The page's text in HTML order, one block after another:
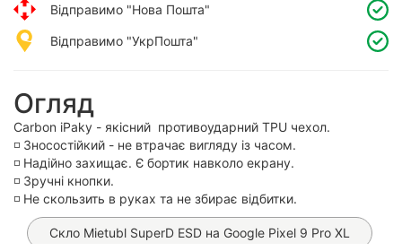
Відправимо "Нова Пошта"
Відправимо "УкрПошта"
Огляд
Carbon iPaky - якісний противоударний TPU чехол.
◽️ Зносостійкий - не втрачає вигляду із часом.
◽️ Надійно захищає. Є бортик навколо екрану.
◽️ Зручні кнопки.
◽️ Не скользить в руках та не збирає відбитки.
Скло Mietubl SuperD ESD на Google Pixel 9 Pro XL